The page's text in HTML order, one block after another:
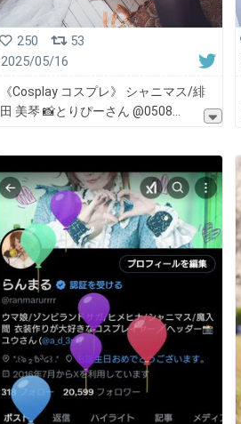
250
53
2025/05/16
《Cosplay コスプレ》 シャニマス/緋
田 美琴 📸とりぴーさん @0508